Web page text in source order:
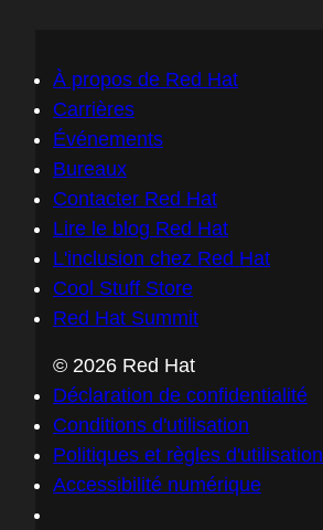
À propos de Red Hat
Carrières
Événements
Bureaux
Contacter Red Hat
Lire le blog Red Hat
L'inclusion chez Red Hat
Cool Stuff Store
Red Hat Summit
© 2026 Red Hat
Déclaration de confidentialité
Conditions d'utilisation
Politiques et règles d'utilisation
Accessibilité numérique